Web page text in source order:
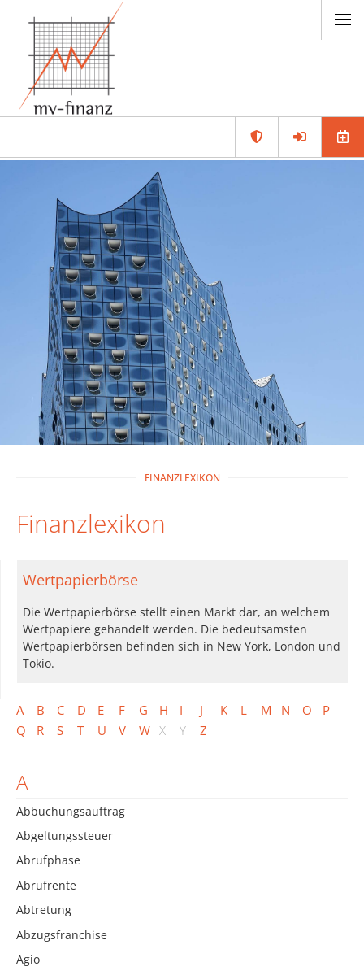
FINANZLEXIKON
Finanzlexikon
A B C D E F G H I J K L M N O
P
Q
R S T U V W X Y Z
A
Abbuchungsauftrag
Abgeltungssteuer
Abrufphase
Abrufrente
Abtretung
Abzugsfranchise
Agio
Wertpapierbörse
Die Wertpapierbörse stellt einen Markt dar, an welchem
Wertpapiere gehandelt werden. Die bedeutsamsten
Wertpapierbörsen befinden sich in New York, London und
Tokio.